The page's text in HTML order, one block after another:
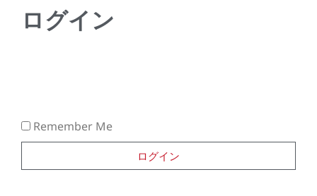
ログイン
Remember Me
ログイン